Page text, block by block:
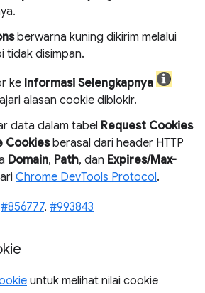
berwarna kuning dikirim melalui
tidak disimpan.
ke Informasi Selengkapnya
alasan cookie diblokir.
data dalam tabel Request Cookies
Cookiesberasal dari header HTTP
Domain, Path, dan Expires/Max-
Chrome DevTools Protocol.
#856777, #993843
untuk melihat nilai cookie